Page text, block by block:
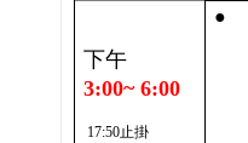
下午
3:00~ 6:00
17:50止掛
●